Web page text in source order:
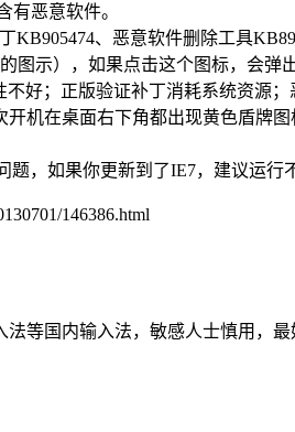
有恶意软件。
、恶意软件删除工具
图示），如果点击这个图标，会
好；正版验证补丁消耗系统资源
机在桌面右下角都出现黄色盾
，如果你更新到了IE7，建议运行
146386.html
等国内输入法，敏感人士慎用，最